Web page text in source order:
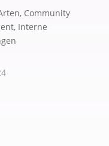
, Community
, Interne